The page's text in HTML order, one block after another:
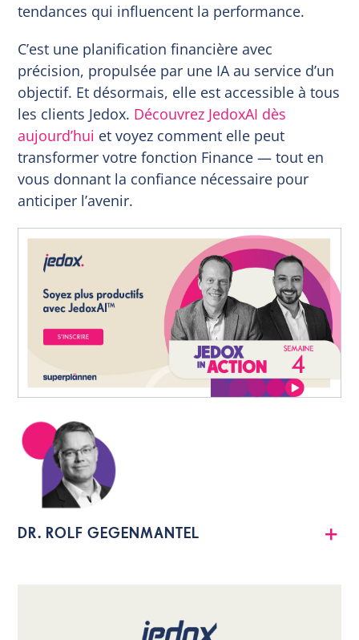
tendances qui influencent la performance.
C’est une planification financière avec
précision, propulsée par une IA au service d’un
objectif. Et désormais, elle est accessible à tous
les clients Jedox. Découvrez JedoxAI dès
aujourd’hui et voyez comment elle peut
transformer votre fonction Finance — tout en
vous donnant la confiance nécessaire pour
anticiper l’avenir.
DR. ROLF GEGENMANTEL